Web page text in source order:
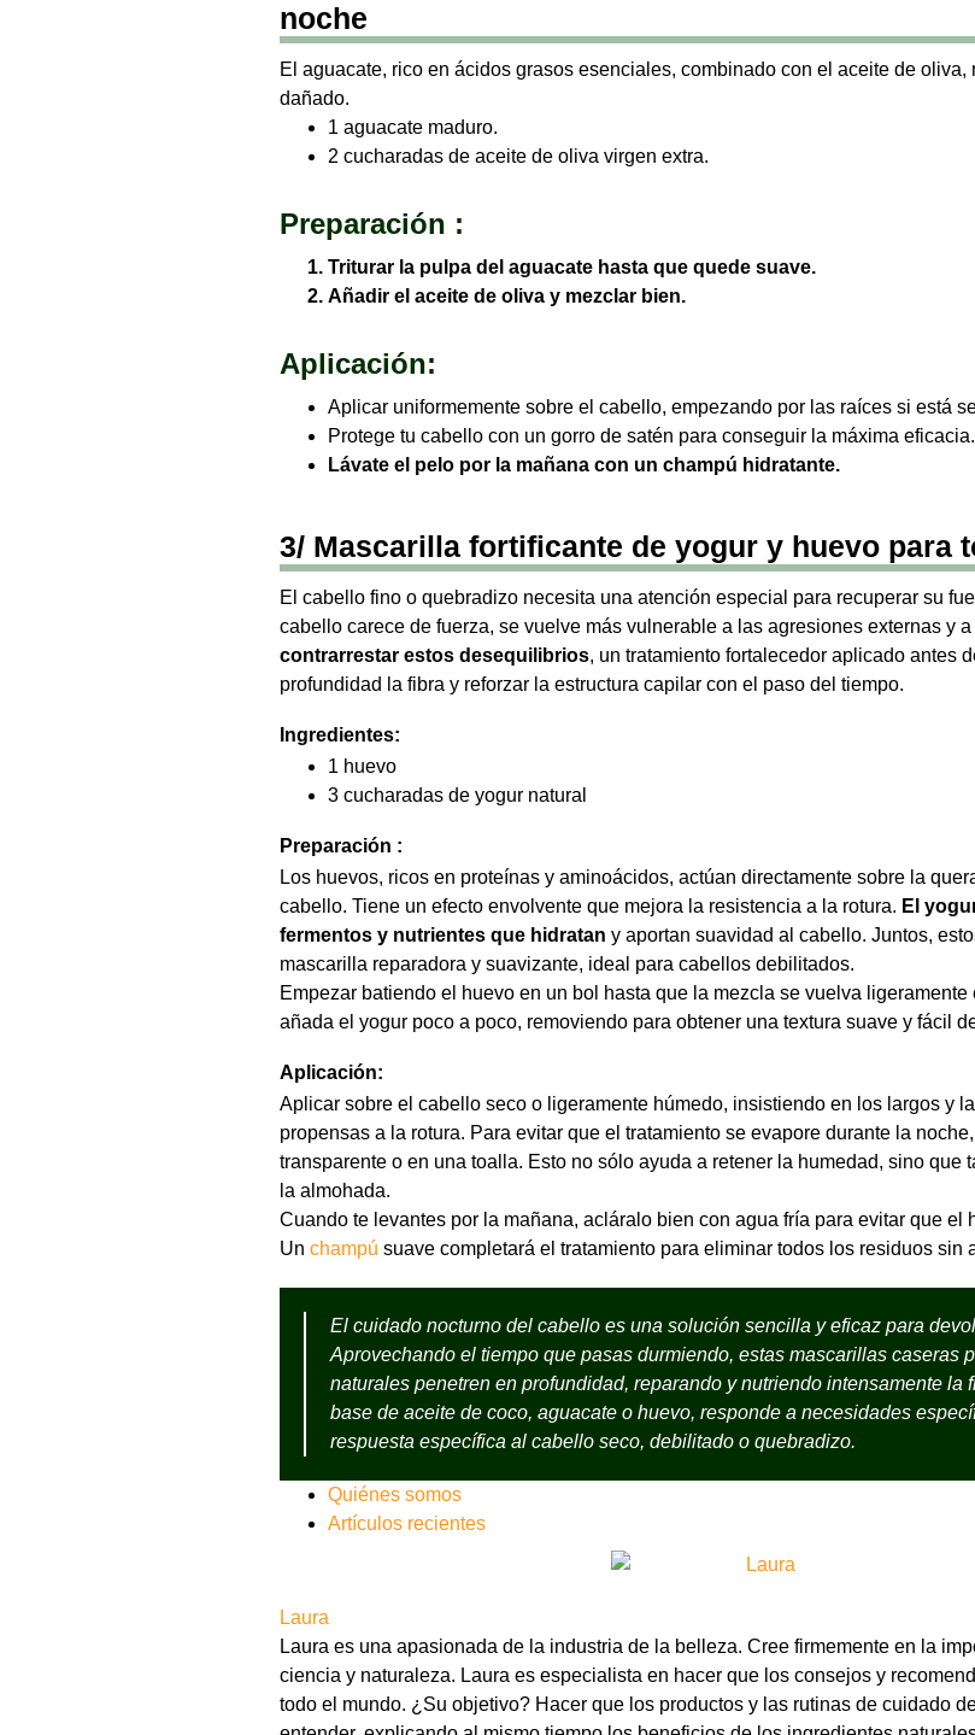
noche
El aguacate, rico en ácidos grasos esenciales, combinado con el aceite de oliva,
dañado.
1 aguacate maduro.
2 cucharadas de aceite de oliva virgen extra.
Preparación :
Triturar la pulpa del aguacate hasta que quede suave.
Añadir el aceite de oliva y mezclar bien.
Aplicación:
Aplicar uniformemente sobre el cabello, empezando por las raíces si está
Protege tu cabello con un gorro de satén para conseguir la máxima eficacia.
Lávate el pelo por la mañana con un champú hidratante.
3/ Mascarilla fortificante de yogur y huevo para
El cabello fino o quebradizo necesita una atención especial para recuperar su
cabello carece de fuerza, se vuelve más vulnerable a las agresiones externas y
contrarrestar estos desequilibrios, un tratamiento fortalecedor aplicado antes
profundidad la fibra y reforzar la estructura capilar con el paso del tiempo.
Ingredientes:
1 huevo
3 cucharadas de yogur natural
Preparación :
Los huevos, ricos en proteínas y aminoácidos, actúan directamente sobre la
cabello. Tiene un efecto envolvente que mejora la resistencia a la rotura. El
fermentos y nutrientes que hidratan y aportan suavidad al cabello. Juntos,
mascarilla reparadora y suavizante, ideal para cabellos debilitados.
Empezar batiendo el huevo en un bol hasta que la mezcla se vuelva ligeramente
añada el yogur poco a poco, removiendo para obtener una textura suave y fácil
Aplicación:
Aplicar sobre el cabello seco o ligeramente húmedo, insistiendo en los largos y
propensas a la rotura. Para evitar que el tratamiento se evapore durante la
transparente o en una toalla. Esto no sólo ayuda a retener la humedad, sino que
la almohada.
Cuando te levantes por la mañana, acláralo bien con agua fría para evitar que el
Un champú suave completará el tratamiento para eliminar todos los residuos sin
El cuidado nocturno del cabello es una solución sencilla y eficaz para
Aprovechando el tiempo que pasas durmiendo, estas mascarillas caseras
naturales penetren en profundidad, reparando y nutriendo intensamente la
base de aceite de coco, aguacate o huevo, responde a necesidades
respuesta específica al cabello seco, debilitado o quebradizo.
Quiénes somos
Artículos recientes
Laura
Laura es una apasionada de la industria de la belleza. Cree firmemente en la
ciencia y naturaleza. Laura es especialista en hacer que los consejos y
todo el mundo. ¿Su objetivo? Hacer que los productos y las rutinas de cuidado